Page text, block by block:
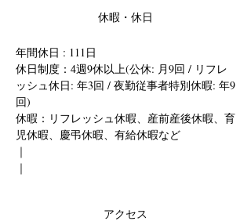
休暇・休日
年間休日 : 111日
休日制度：4週9休以上(公休: 月9回 / リフレ
ッシュ休日: 年3回 / 夜勤従事者特別休暇: 年9
回)
休暇：リフレッシュ休暇、産前産後休暇、育
児休暇、慶弔休暇、有給休暇など
｜
｜
アクセス